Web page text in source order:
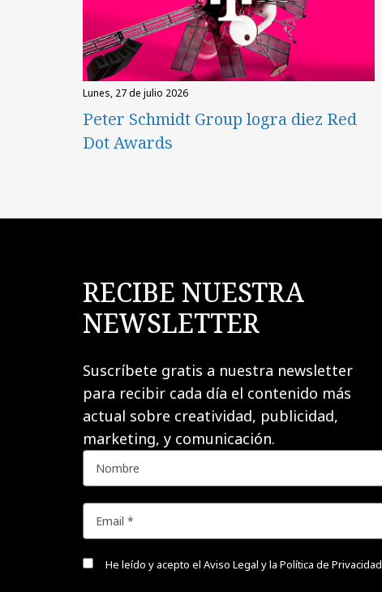
lunes, 27 de julio 2026
Peter Schmidt Group logra diez Red
Dot Awards
RECIBE NUESTRA
NEWSLETTER
Suscríbete gratis a nuestra newsletter
para recibir cada día el contenido más
actual sobre creatividad, publicidad,
marketing, y comunicación.
He leído y acepto el Aviso Legal y la Política de Privacidad